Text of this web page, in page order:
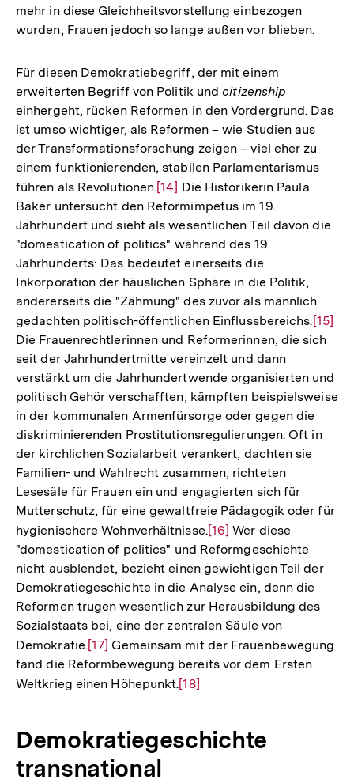
mehr in diese Gleichheitsvorstellung einbezogen
wurden, Frauen jedoch so lange außen vor blieben.
Für diesen Demokratiebegriff, der mit einem
erweiterten Begriff von Politik undcitizenship
einhergeht, rücken Reformen in den Vordergrund. Das
ist umso wichtiger, als Reformen – wie Studien aus
der Transformationsforschung zeigen – viel eher zu
einem funktionierenden, stabilen Parlamentarismus
führen als Revolutionen.Zur
Auflösung
der
Fußnote
[14] Die Historikerin Paula
Baker untersucht den Reformimpetus im 19.
Jahrhundert und sieht als wesentlichen Teil davon die
"domestication of politics" während des 19.
Jahrhunderts: Das bedeutet einerseits die
Inkorporation der häuslichen Sphäre in die Politik,
andererseits die "Zähmung" des zuvor als männlich
gedachten politisch-öffentlichen Einflussbereichs.Zur
[15]
Die Frauenrechtlerinnen und Reformerinnen, die sich
seit der Jahrhundertmitte vereinzelt und dann
verstärkt um die Jahrhundertwende organisierten und
politisch Gehör verschafften, kämpften beispielsweise
in der kommunalen Armenfürsorge oder gegen die
diskriminierenden Prostitutionsregulierungen. Oft in
der kirchlichen Sozialarbeit verankert, dachten sie
Familien- und Wahlrecht zusammen, richteten
Lesesäle für Frauen ein und engagierten sich für
Mutterschutz, für eine gewaltfreie Pädagogik oder für
hygienischere Wohnverhältnisse.Zur
Auflösung
der
Fußnote
[16] Wer diese
"domestication of politics" und Reformgeschichte
nicht ausblendet, bezieht einen gewichtigen Teil der
Demokratiegeschichte in die Analyse ein, denn die
Reformen trugen wesentlich zur Herausbildung des
Sozialstaats bei, eine der zentralen Säule von
Demokratie.Zur
Auflösung
der
[17] Gemeinsam mit der Frauenbewegung
fand die Reformbewegung bereits vor dem Ersten
Weltkrieg einen Höhepunkt.Zur
Fußnote
[18]
Demokratiegeschichte
transnational